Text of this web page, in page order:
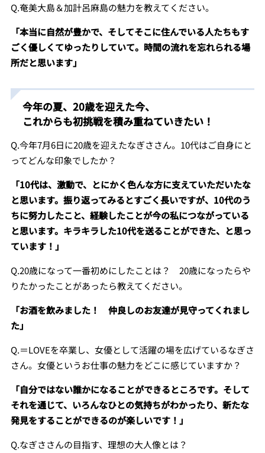
Q.奄美大島＆加計呂麻島の魅力を教えてください。
「本当に自然が豊かで、そしてそこに住んでいる人たちもす
ごく優しくてゆったりしていて。時間の流れを忘れられる場
所だと思います」
今年の夏、20歳を迎えた今、
これからも初挑戦を積み重ねていきたい！
Q.今年7月6日に20歳を迎えたなぎささん。10代はご自身にと
ってどんな印象でしたか？
「10代は、激動で、とにかく色んな方に支えていただいたな
と思います。振り返ってみるとすごく長いですが、10代のう
ちに努力したこと、経験したことが今の私につながっている
と思います。キラキラした10代を送ることができた、と思っ
ています！」
Q.20歳になって一番初めにしたことは？ 20歳になったらや
りたかったことがあったら教えてください。
「お酒を飲みました！ 仲良しのお友達が見守ってくれまし
た」
Q.＝LOVEを卒業し、女優として活躍の場を広げているなぎさ
さん。女優というお仕事の魅力をどこに感じていますか？
「自分ではない誰かになることができるところです。そして
それを通じて、いろんなひとの気持ちがわかったり、新たな
発見をすることができるのが楽しいです！」
Q.なぎささんの目指す、理想の大人像とは？